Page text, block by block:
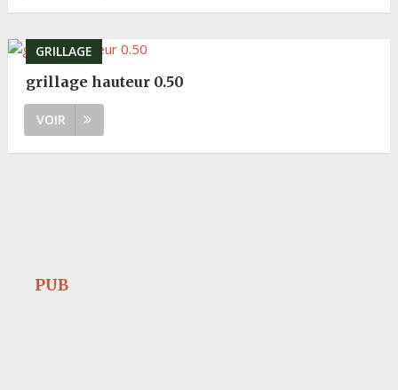
GRILLAGE
grillage hauteur 0.50
VOIR
PUB